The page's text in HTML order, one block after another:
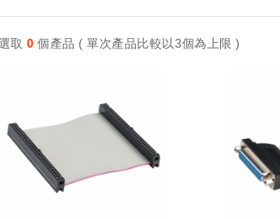
取 0個產品 ( 單次產品比較以3個為上限 )